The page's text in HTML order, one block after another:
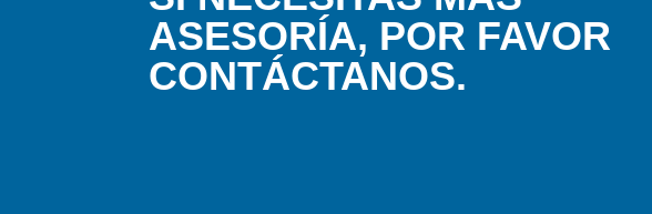
ASESORÍA, POR FAVOR
CONTÁCTANOS.